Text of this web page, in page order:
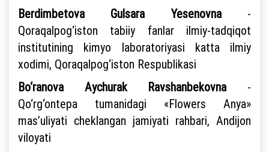
Berdimbetova Gulsara Yesenovna-
Qoraqalpog‘iston tabiiy fanlar ilmiy-tadqiqot
institutining kimyo laboratoriyasi katta ilmiy
xodimi, Qoraqalpog‘iston Respublikasi
Bo‘ranova Aychurak Ravshanbekovna-
Qo‘rg‘ontepa tumanidagi «Flowers Anya»
mas’uliyati cheklangan jamiyati rahbari, Andijon
viloyati